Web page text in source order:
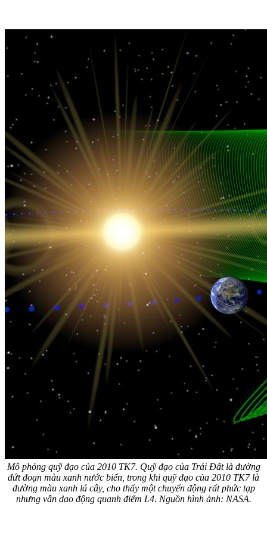
Mô phỏng quỹ đạo của 2010 TK7. Quỹ đạo của Trái Đất là đường
đứt đoạn màu xanh nước biển, trong khi quỹ đạo của 2010 TK7 là
đường màu xanh lá cây, cho thấy một chuyển động rất phức tạp
nhưng vẫn dao động quanh điểm L4. Nguồn hình ảnh: NASA.